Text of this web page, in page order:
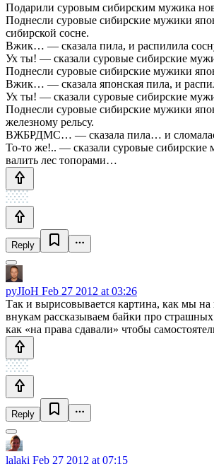
Подарили суровым сибирским мужика
Поднесли суровые сибирские мужики
сибирской сосне.
Вжик… — сказала пила, и распилила
Ух ты! — сказали суровые сибирские
Поднесли суровые сибирские мужики
Вжик… — сказала японская пила, и
Ух ты! — сказали суровые сибирские
Поднесли суровые сибирские мужики
железному рельсу.
ВЖБРДМС… — сказала пила… и
То-то же!.. — сказали суровые
валить лес топорами…
Reply
pyJIoH Feb 27 2012 at 03:26
Так и вырисовывается картина, как мы
внукам рассказываем байки про
как «на права сдавали» чтобы
Reply
lalaki Feb 27 2012 at 07:15